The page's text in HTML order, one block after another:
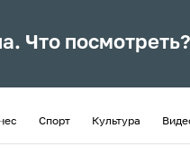
Что посмотреть?
Спорт Культура